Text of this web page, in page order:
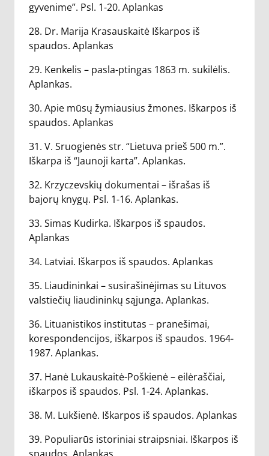
gyvenime”. Psl. 1-20. Aplankas
28. Dr. Marija Krasauskaitė Iškarpos iš
spaudos. Aplankas
29. Kenkelis – pasla-ptingas 1863 m. sukilėlis.
Aplankas.
30. Apie mūsų žymiausius žmones. Iškarpos iš
spaudos. Aplankas
31. V. Sruogienės str. “Lietuva prieš 500 m.”.
Iškarpa iš “Jaunoji karta”. Aplankas.
32. Krzyczevskių dokumentai – išrašas iš
bajorų knygų. Psl. 1-16. Aplankas.
33. Simas Kudirka. Iškarpos iš spaudos.
Aplankas
34. Latviai. Iškarpos iš spaudos. Aplankas
35. Liaudininkai – susirašinėjimas su Lituvos
valstiečių liaudininkų sąjunga. Aplankas.
36. Lituanistikos institutas – pranešimai,
korespondencijos, iškarpos iš spaudos. 1964-
1987. Aplankas.
37. Hanė Lukauskaitė-Poškienė – eilėraščiai,
iškarpos iš spaudos. Psl. 1-24. Aplankas.
38. M. Lukšienė. Iškarpos iš spaudos. Aplankas
39. Populiarūs istoriniai straipsniai. Iškarpos iš